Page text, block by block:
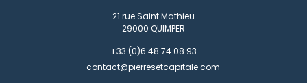
21 rue Saint Mathieu
29000 QUIMPER
+33 (0)6 48 74 08 93
contact@pierresetcapitale.com